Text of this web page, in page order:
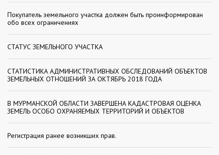
Покупатель земельного участка должен быть проинформирован
обо всех ограничениях
СТАТУС ЗЕМЕЛЬНОГО УЧАСТКА
СТАТИСТИКА АДМИНИСТРАТИВНЫХ ОБСЛЕДОВАНИЙ ОБЪЕКТОВ
ЗЕМЕЛЬНЫХ ОТНОШЕНИЙ ЗА ОКТЯБРЬ 2018 ГОДА
В МУРМАНСКОЙ ОБЛАСТИ ЗАВЕРШЕНА КАДАСТРОВАЯ ОЦЕНКА
ЗЕМЕЛЬ ОСОБО ОХРАНЯЕМЫХ ТЕРРИТОРИЙ И ОБЪЕКТОВ
Регистрация ранее возникших прав.